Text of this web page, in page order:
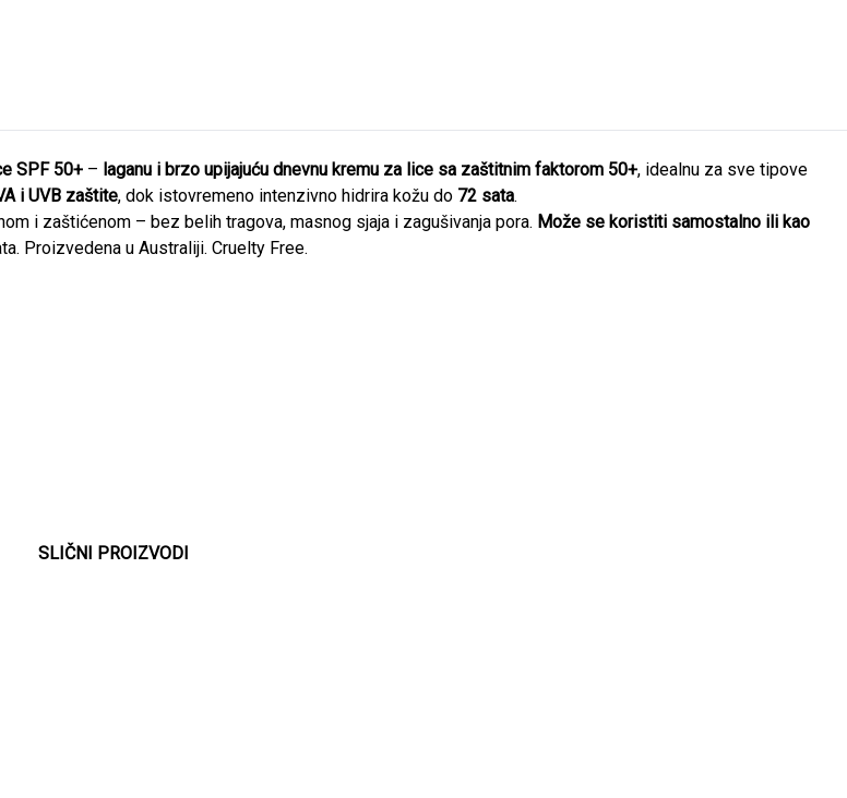
SPF 50+ – laganu i brzo upijajuću dnevnu kremu za lice sa zaštitnim faktorom 50+, idealnu za sve tipove
i UVB zaštite, dok istovremeno intenzivno hidrira kožu do 72 sata.
i zaštićenom – bez belih tragova, masnog sjaja i zagušivanja pora. Može se koristiti samostalno ili kao
Proizvedena u Australiji. Cruelty Free.
SLIČNI PROIZVODI